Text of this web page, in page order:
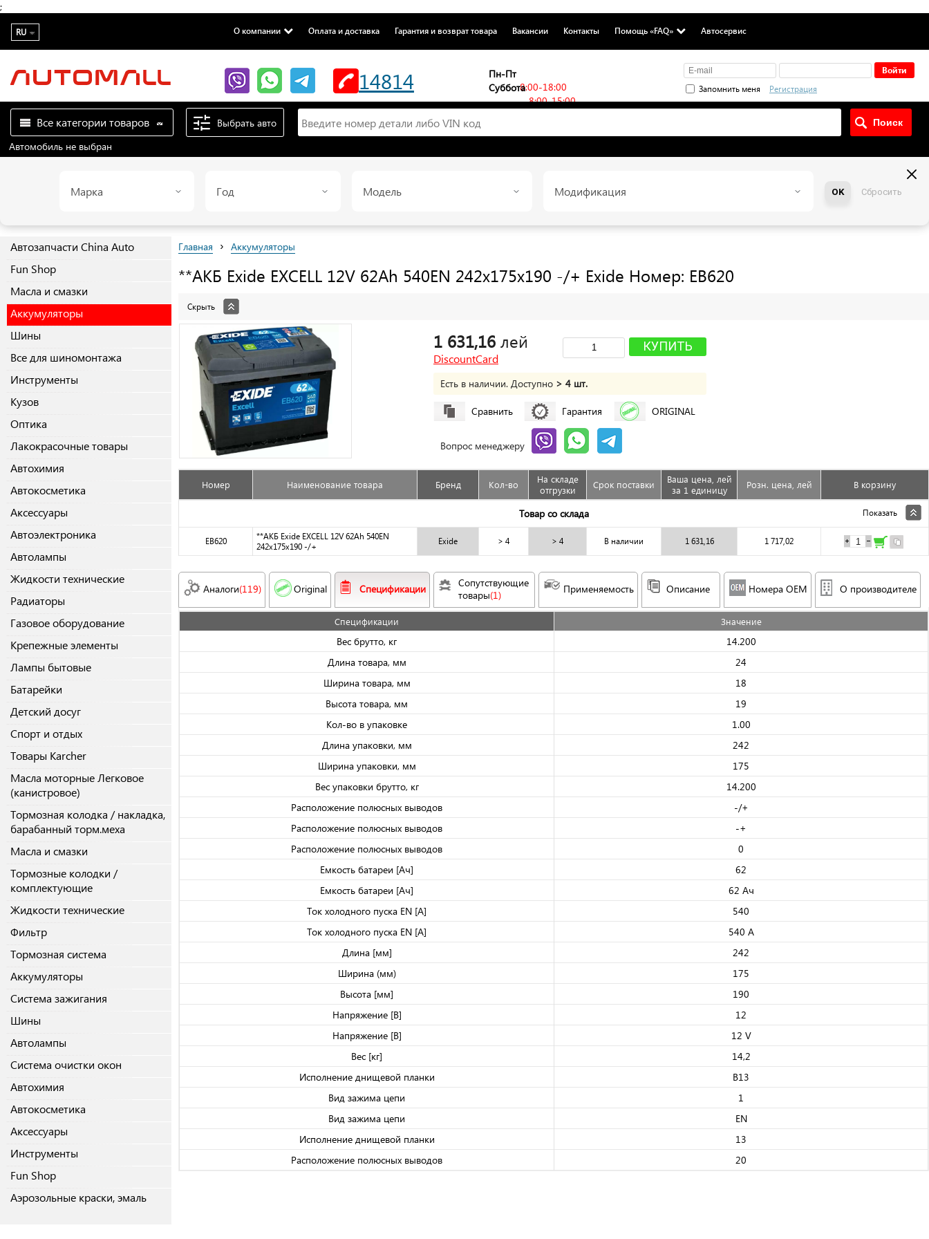
;
RU О компании Оплата и доставка Гарантия и возврат товара Вакансии Контакты Помощь «FAQ» Автосервис
14814
Пн-Пт
8:00-18:00
Суббота
8:00-15:00
Запомнить меня Регистрация
Все категории товаров
Выбрать авто
Автомобиль не выбран
Марка Год Модель Модификация OK Сбросить
Автозапчасти China Auto
Fun Shop
Масла и смазки
Аккумуляторы
Шины
Все для шиномонтажа
Инструменты
Кузов
Оптика
Лакокрасочные товары
Автохимия
Автокосметика
Аксессуары
Автоэлектроника
Автолампы
Жидкости технические
Радиаторы
Газовое оборудование
Крепежные элементы
Лампы бытовые
Батарейки
Детский досуг
Спорт и отдых
Товары Karcher
Масла моторные Легковое
(канистровое)
Тормозная колодка / накладка,
барабанный торм.меха
Масла и смазки
Тормозные колодки /
комплектующие
Жидкости технические
Фильтр
Тормозная система
Аккумуляторы
Система зажигания
Шины
Автолампы
Система очистки окон
Автохимия
Автокосметика
Аксессуары
Инструменты
Fun Shop
Аэрозольные краски, эмаль
Главная › Аккумуляторы
**АКБ Exide EXCELL 12V 62Ah 540EN 242x175x190 -/+ Exide Номер: EB620
Скрыть
1 631,16 лей
КУПИТЬ
DiscountCard
Есть в наличии. Доступно > 4 шт.
Сравнить Гарантия ORIGINAL
Вопрос менеджеру
Номер Наименование товара Бренд Кол-во
На складе
отгрузки
Срок поставки
Ваша цена, лей
за 1 единицу
Розн. цена, лей В корзину
Товар со склада Показать
EB620
**АКБ Exide EXCELL 12V 62Ah 540EN
242x175x190 -/+
Exide > 4 > 4 В наличии 1 631,16 1 717,02
Аналоги(119) Original Спецификации
Сопутствующие
товары(1) Применяемость Описание Номера OEM О производителе
Спецификации Значениe
Вес брутто, кг
14.200
Длина товара, мм
24
Ширина товара, мм
18
Высота товара, мм
19
Кол-во в упаковке
1.00
Длина упаковки, мм
242
Ширина упаковки, мм
175
Вес упаковки брутто, кг
14.200
Расположение полюсных выводов
-/+
Расположение полюсных выводов
-+
Расположение полюсных выводов
0
Емкость батареи [Ач]
62
Емкость батареи [Ач]
62 Ач
Ток холодного пуска EN [A]
540
Ток холодного пуска EN [A]
540 A
Длина [мм]
242
Ширина (мм)
175
Высота [мм]
190
Напряжение [В]
12
Напряжение [В]
12 V
Вес [кг]
14,2
Исполнение днищевой планки
B13
Вид зажима цепи
1
Вид зажима цепи
EN
Исполнение днищевой планки
13
Расположение полюсных выводов
20